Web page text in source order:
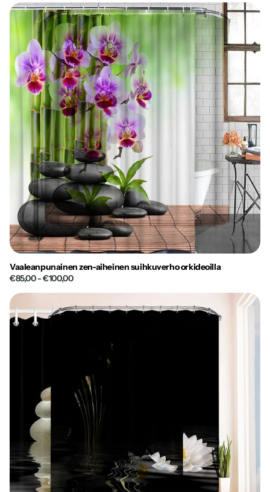
Vaaleanpunainen zen-aiheinen suihkuverho orkideoilla
€85,00- €100,00